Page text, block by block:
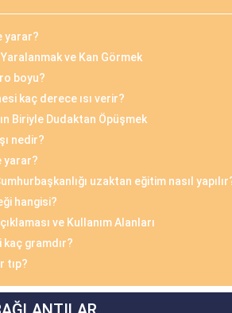
yarar?
ve Kan Görmek
boyu?
kaç derece ısı verir?
Biriyle Dudaktan Öpüşmek
nedir?
yarar?
uzaktan eğitim nasıl
hangisi?
ve Kullanım Alanları
kaç gramdır?
tıp?